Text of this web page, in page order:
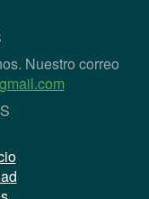
Nuestro correo